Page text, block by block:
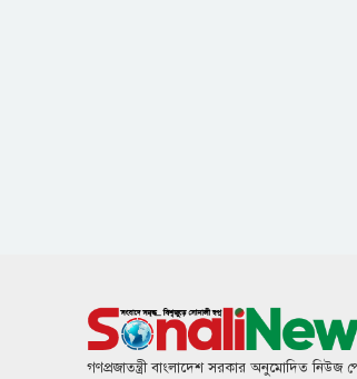
গণপ্রজাতন্ত্রী বাংলাদেশ সরকার অনুমোদিত নিউজ